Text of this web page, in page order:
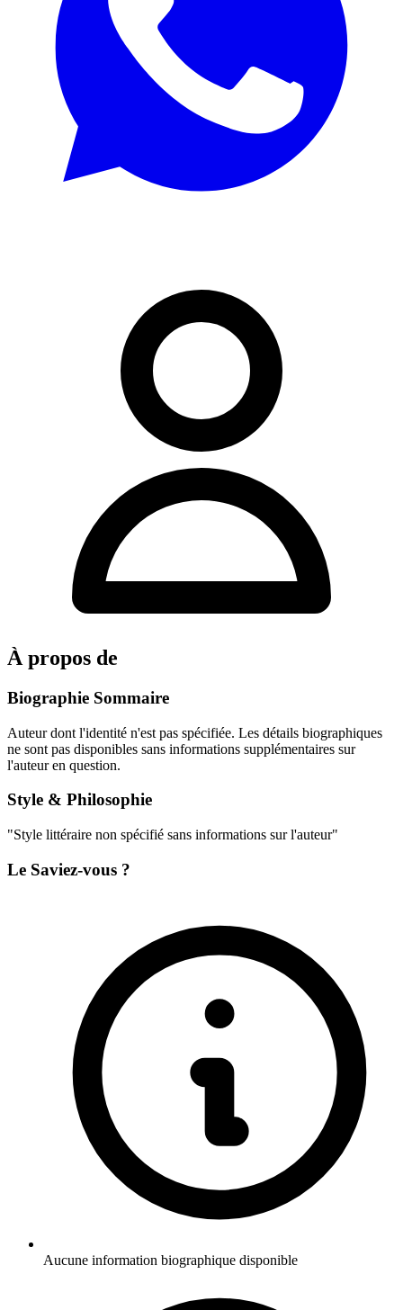
À propos de
Biographie Sommaire
Auteur dont l'identité n'est pas spécifiée. Les détails biographiques
ne sont pas disponibles sans informations supplémentaires sur
l'auteur en question.
Style & Philosophie
"Style littéraire non spécifié sans informations sur l'auteur"
Le Saviez-vous ?
Aucune information biographique disponible